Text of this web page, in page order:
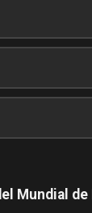
Mundial